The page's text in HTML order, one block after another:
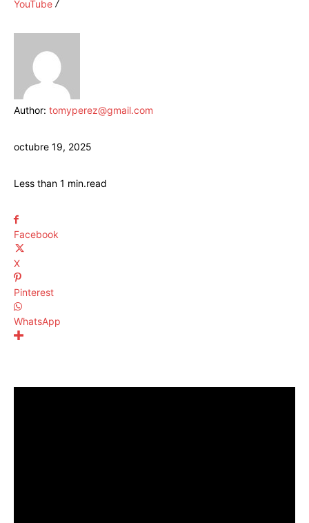
YouTube
Author: tomyperez@gmail.com
octubre 19, 2025
Less than 1 min.read
Facebook
X
Pinterest
WhatsApp